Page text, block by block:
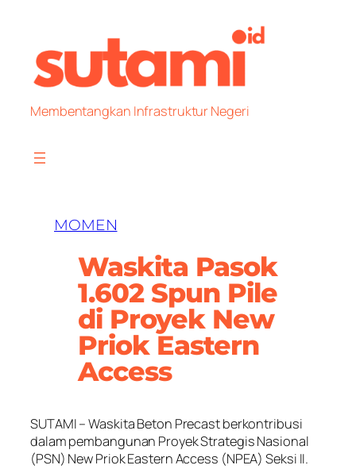
content
Membentangkan Infrastruktur Negeri
MOMEN
Waskita Pasok
1.602 Spun Pile
di Proyek New
Priok Eastern
Access
SUTAMI – Waskita Beton Precast berkontribusi
dalam pembangunan Proyek Strategis Nasional
(PSN) New Priok Eastern Access (NPEA) Seksi II.